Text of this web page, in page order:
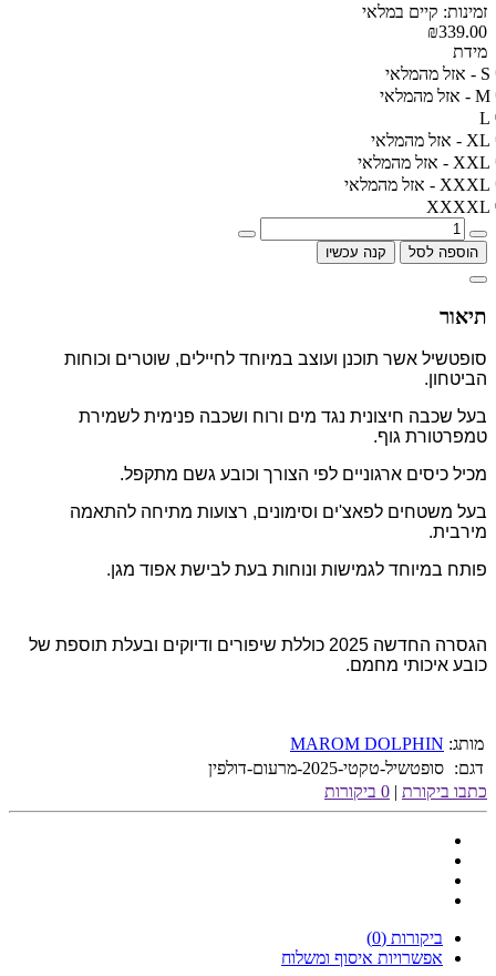
זמינות: קיים במלאי
₪339.00
מידת
S - אזל מהמלאי
M - אזל מהמלאי
L
XL - אזל מהמלאי
XXL - אזל מהמלאי
XXXL - אזל מהמלאי
XXXXL
הוספה לסל קנה עכשיו
תיאור
סופטשיל אשר תוכנן ועוצב במיוחד לחיילים, שוטרים וכוחות
הביטחון.
בעל שכבה חיצונית נגד מים ורוח ושכבה פנימית לשמירת
טמפרטורת גוף.
מכיל כיסים ארגוניים לפי הצורך וכובע גשם מתקפל.
בעל משטחים לפאצ'ים וסימונים, רצועות מתיחה להתאמה
מירבית.
פותח במיוחד לגמישות ונוחות בעת לבישת אפוד מגן.
הגסרה החדשה 2025 כוללת שיפורים ודיוקים ובעלת תוספת של
כובע איכותי מחמם.
מותג: MAROM DOLPHIN
דגם: סופטשיל-טקטי-2025-מרעום-דולפין
כתבו ביקורת | 0 ביקורות
ביקורות (0)
אפשרויות איסוף ומשלוח